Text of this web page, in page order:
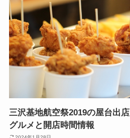
三沢基地航空祭2019の屋台出
グルメと開店時間情報